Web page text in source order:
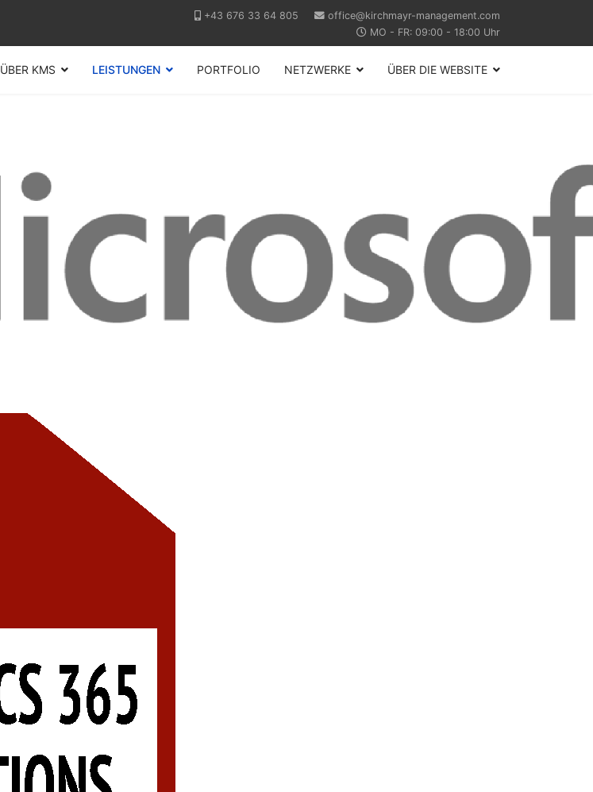
+43 676 33 64 805
office@kirchmayr-management.com
MO - FR: 09:00 - 18:00 Uhr
ÜBER KMS LEISTUNGEN PORTFOLIO NETZWERKE ÜBER DIE WEBSITE